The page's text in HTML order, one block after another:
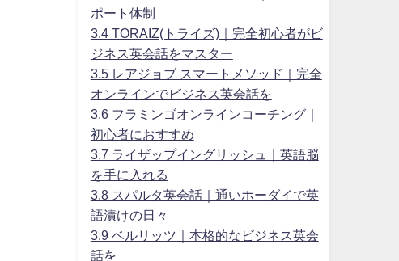
ポート体制
3.4TORAIZ(トライズ)｜完全初心者がビ
ジネス英会話をマスター
3.5レアジョブ スマートメソッド｜完全
オンラインでビジネス英会話を
3.6フラミンゴオンラインコーチング｜
初心者におすすめ
3.7 ライザップイングリッシュ｜英語脳
を手に入れる
3.8スパルタ英会話｜通いホーダイで英
語漬けの日々
3.9ベルリッツ｜本格的なビジネス英会
話を